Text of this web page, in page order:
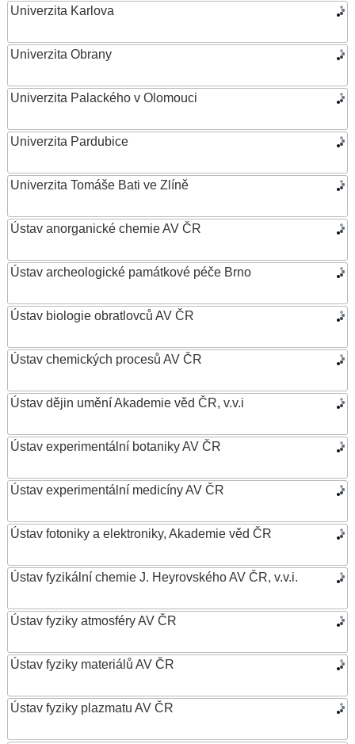
Univerzita Karlova
Univerzita Obrany
Univerzita Palackého v Olomouci
Univerzita Pardubice
Univerzita Tomáše Bati ve Zlíně
Ústav anorganické chemie AV ČR
Ústav archeologické památkové péče Brno
Ústav biologie obratlovců AV ČR
Ústav chemických procesů AV ČR
Ústav dějin umění Akademie věd ČR, v.v.i
Ústav experimentální botaniky AV ČR
Ústav experimentální medicíny AV ČR
Ústav fotoniky a elektroniky, Akademie věd ČR
Ústav fyzikální chemie J. Heyrovského AV ČR, v.v.i.
Ústav fyziky atmosféry AV ČR
Ústav fyziky materiálů AV ČR
Ústav fyziky plazmatu AV ČR